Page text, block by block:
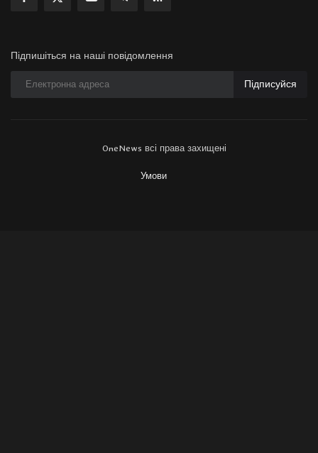
Підпишіться на наші повідомлення
Підписуйся
OneNews всі права захищені
Умови